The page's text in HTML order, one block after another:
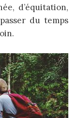
d’équitation,
du temps